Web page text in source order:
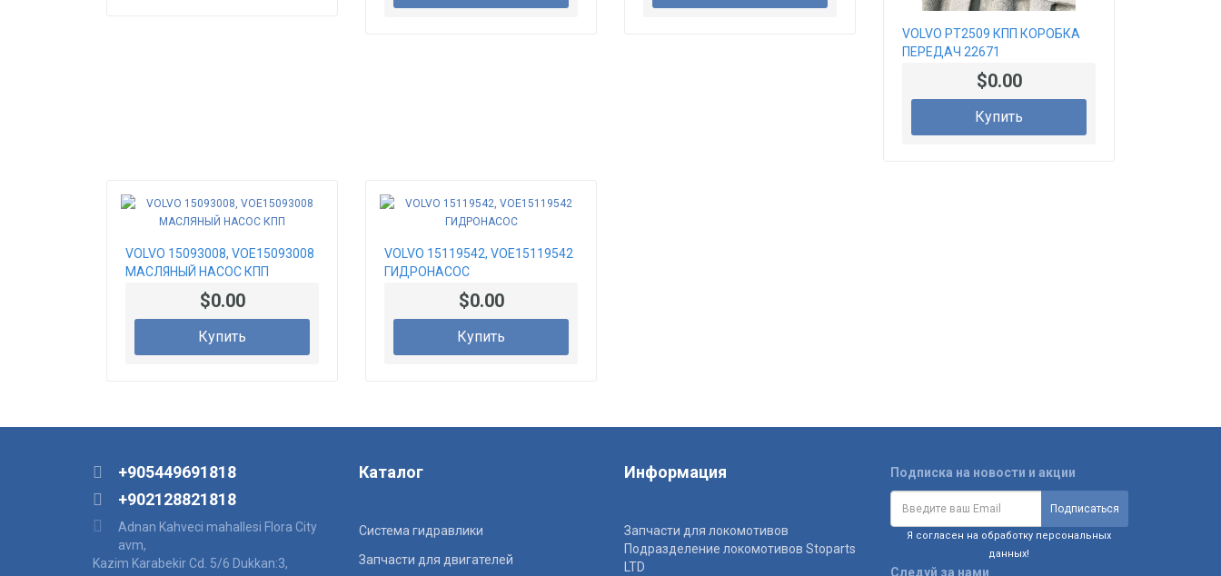
VOLVO PT2509 КПП КОРОБКА
ПЕРЕДАЧ 22671
ВОССТАНОВЛЕННАЯ
$0.00
Купить
VOLVO 15093008, VOE15093008
МАСЛЯНЫЙ НАСОС КПП
$0.00
Купить
VOLVO 15119542, VOE15119542
ГИДРОНАСОС
$0.00
Купить
+905449691818
+902128821818
Adnan Kahveci mahallesi Flora City
avm,
Kazim Karabekir Cd. 5/6 Dukkan:3,
Каталог
Система гидравлики
Запчасти для двигателей
Информация
Запчасти для локомотивов
Подразделение локомотивов Stoparts
LTD
Подписка на новости и акции
Я согласен на обработку персональных
данных!
Следуй за нами